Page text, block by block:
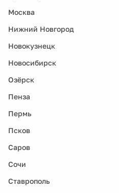
Москва
Нижний Новгород
Новокузнецк
Новосибирск
Озёрск
Пенза
Пермь
Псков
Саров
Сочи
Ставрополь